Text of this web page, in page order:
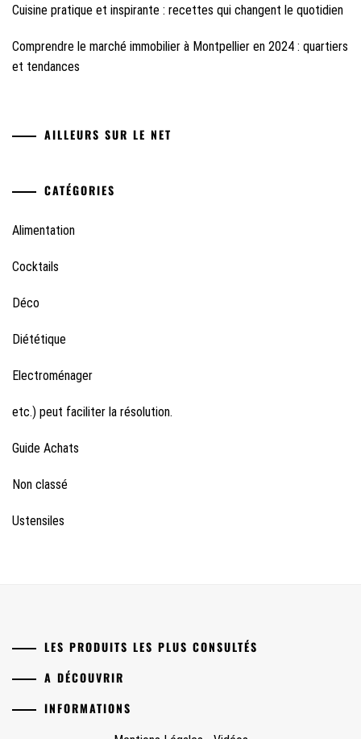
Cuisine pratique et inspirante : recettes qui changent le quotidien
Comprendre le marché immobilier à Montpellier en 2024 : quartiers
et tendances
AILLEURS SUR LE NET
CATÉGORIES
Alimentation
Cocktails
Déco
Diététique
Electroménager
etc.) peut faciliter la résolution.
Guide Achats
Non classé
Ustensiles
LES PRODUITS LES PLUS CONSULTÉS
A DÉCOUVRIR
INFORMATIONS